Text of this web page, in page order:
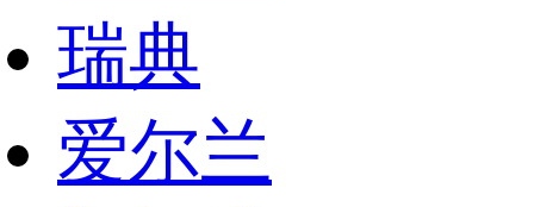
瑞典
爱尔兰